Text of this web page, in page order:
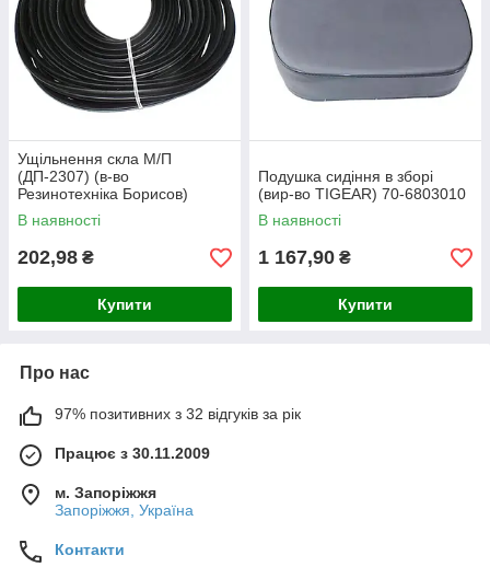
Ущільнення скла М/П
(ДП-2307) (в-во
Резинотехніка Борисов)
А37.08.043
В наявності
202,98 ₴
Купити
Подушка сидіння в зборі
(вир-во TIGEAR) 70-6803010
В наявності
1 167,90 ₴
Купити
Про нас
97% позитивних з 32 відгуків за рік
Працює з 30.11.2009
м. Запоріжжя
Запоріжжя, Україна
Контакти